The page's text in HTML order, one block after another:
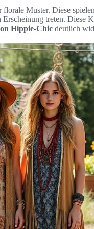
Muster. Diese
treten. Diese
Hippie-Chic deutlich